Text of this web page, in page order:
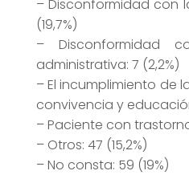
– Disconformidad con
(19,7%)
– Disconformidad
administrativa: 7 (2,2%)
– El incumplimiento de
convivencia y
– Paciente con
– Otros: 47 (15,2%)
– No consta: 59 (19%)